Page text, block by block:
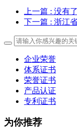
上一篇 : 没有了
下一篇 : 浙江
企业荣誉
体系证书
荣誉证书
产品认证
专利证书
为你推荐